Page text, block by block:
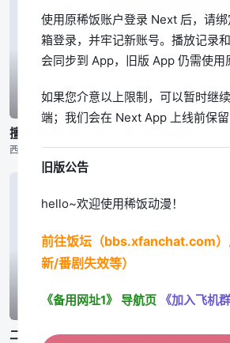
03|周六01:00
西谷泰史,川上雄介,taracod、takao,小岛あゆみ
05|周三21:10
,,,
二十世纪电气目录 与奔驰于透明之夜的你，谈一场看不见的恋爱。
使用原稀饭账户登录 Next 后，请
箱登录，并牢记新账号。播放记录
会同步到 App，旧版 App 仍需使用
如果您介意以上限制，可以暂时继
端；我们会在 Next App 上线前保留
旧版公告
hello~欢迎使用稀饭动漫！
前往饭坛（bbs.xfanchat.com）
新/番剧失效等）
《备用网址1》 导航页 《加入飞机群